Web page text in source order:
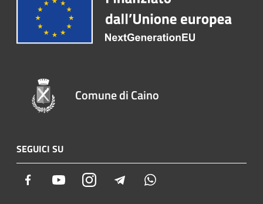
Comune di Caino
SEGUICI SU
Facebook YoutubeInstagram Telegram